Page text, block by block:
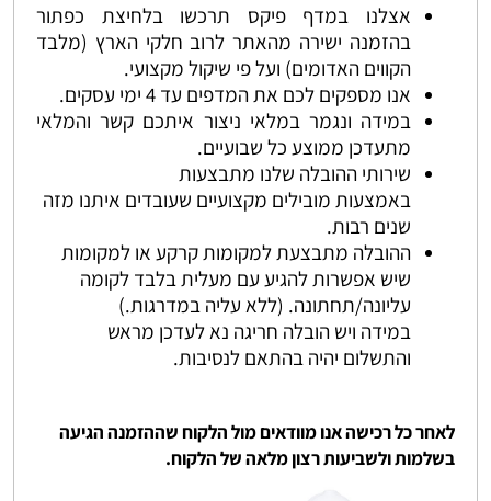
אצלנו במדף פיקס תרכשו בלחיצת כפתור
בהזמנה ישירה מהאתר לרוב חלקי הארץ (מלבד
הקווים האדומים) ועל פי שיקול מקצועי.
אנו מספקים לכם את המדפים עד 4 ימי עסקים.
במידה ונגמר במלאי ניצור איתכם קשר והמלאי
מתעדכן ממוצע כל שבועיים.
שירותי ההובלה שלנו מתבצעות
באמצעות מובילים מקצועיים שעובדים איתנו מזה
שנים רבות.
ההובלה מתבצעת למקומות קרקע או למקומות
שיש אפשרות להגיע עם מעלית בלבד לקומה
עליונה/תחתונה. (ללא עליה במדרגות.)
במידה ויש הובלה חריגה נא לעדכן מראש
והתשלום יהיה בהתאם לנסיבות.
לאחר כל רכישה אנו מוודאים מול הלקוח שההזמנה הגיעה
בשלמות ולשביעות רצון מלאה של הלקוח.